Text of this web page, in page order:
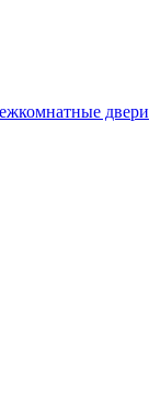
двери